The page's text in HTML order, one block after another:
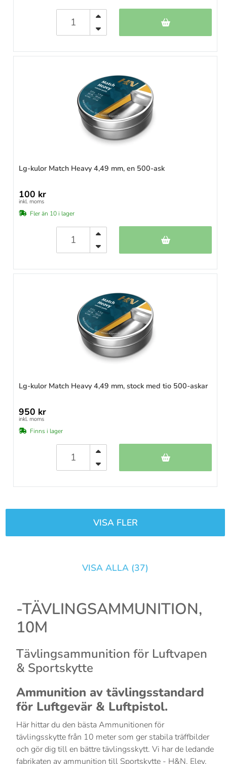
Lg-kulor Match Heavy 4,49 mm, en 500-ask
100 kr
inkl. moms
Fler än 10 i lager
Lg-kulor Match Heavy 4,49 mm, stock med tio 500-askar
950 kr
inkl. moms
Finns i lager
VISA FLER
VISA ALLA (37)
-TÄVLINGSAMMUNITION,
10M
Tävlingsammunition för Luftvapen
& Sportskytte
Ammunition av tävlingsstandard
för Luftgevär & Luftpistol.
Här hittar du den bästa Ammunitionen för
tävlingsskytte från 10 meter som ger stabila träffbilder
och gör dig till en bättre tävlingsskytt. Vi har de ledande
fabrikaten av ammunition till Sportskytte - H&N, Eley,